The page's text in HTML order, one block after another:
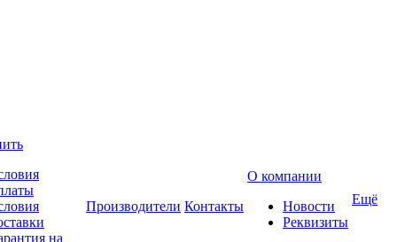
на
Производители Контакты
О компании
Новости
Реквизиты
Ещё